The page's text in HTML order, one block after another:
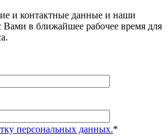
и контактные данные и наши
Вами в ближайшее рабочее время для
персональных данных.*